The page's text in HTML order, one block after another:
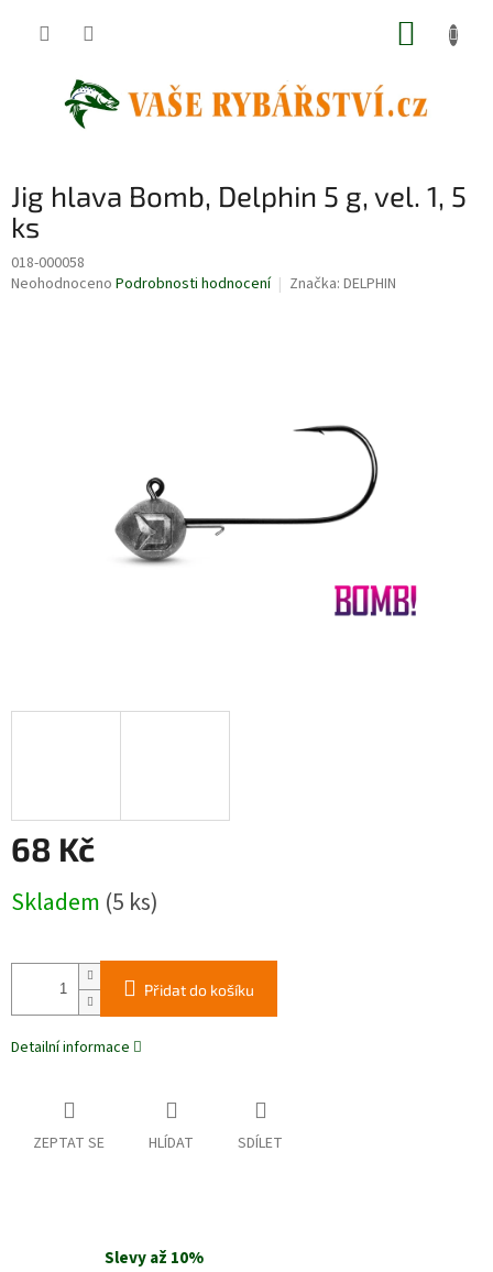
Jig hlava Bomb, Delphin 5 g, vel. 1, 5
ks
018-000058
Průměrné
Neohodnoceno Podrobnosti hodnocení Značka: DELPHIN
68 Kč
cena:
Skladem (5 ks)
Přidat do košíku
Detailní informace
ZEPTAT SE HLÍDAT SDÍLET
Slevy až 10%